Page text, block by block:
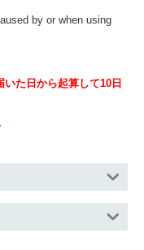
by or when using
た日から起算して10日